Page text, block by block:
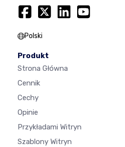
Polski
Produkt
Strona Główna
Cennik
Cechy
Opinie
Przykładami Witryn
Szablony Witryn